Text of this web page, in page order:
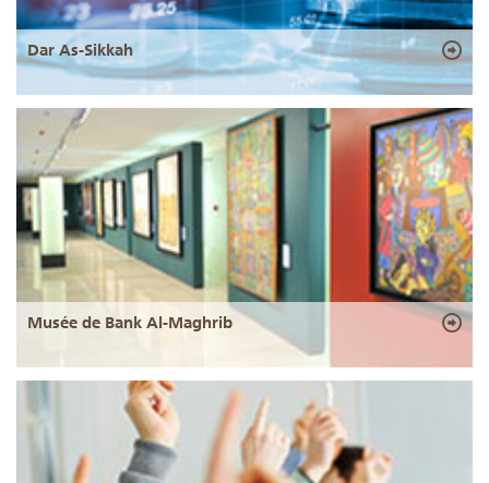
Dar As-Sikkah
Musée de Bank Al-Maghrib